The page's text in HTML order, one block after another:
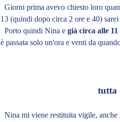
Giorni prima avevo chiesto loro
13 (quindi dopo circa 2 ore e 40)
Porto quindi Nina egià circa alle
è passata solo un'ora e venti da
tutta
Nina mi viene restituita vigile, anche